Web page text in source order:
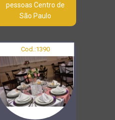
pessoas Centro de
São Paulo
Cod.:1390